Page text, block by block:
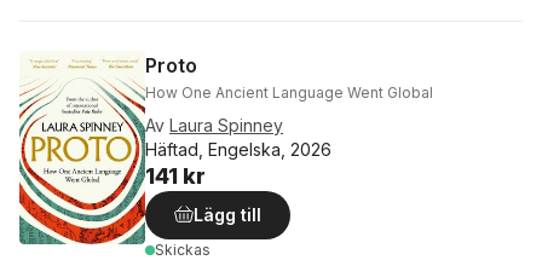
Proto
How One Ancient Language Went Global
Av Laura Spinney
Häftad, Engelska, 2026
141 kr
Lägg till
Skickas